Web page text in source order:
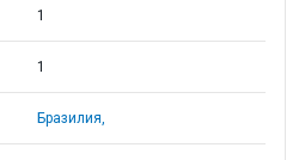
1
1
Бразилия,